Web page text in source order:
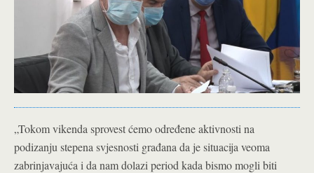
„Tokom vikenda sprovest ćemo određene aktivnosti na
podizanju stepena svjesnosti građana da je situacija veoma
zabrinjavajuća i da nam dolazi period kada bismo mogli biti